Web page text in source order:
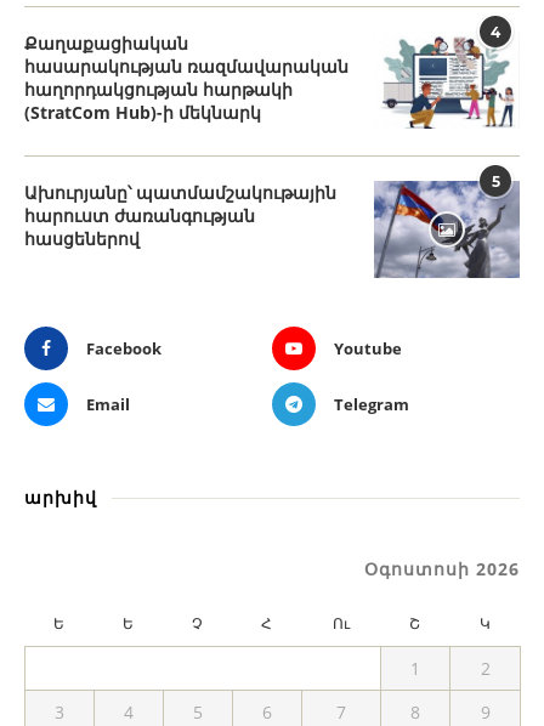
4
Քաղաքացիական
հասարակության ռազմավարական
հաղորդակցության հարթակի
(StratCom Hub)-ի մեկնարկ
5
Ախուրյանը՝ պատմամշակութային
հարուստ ժառանգության
հասցեներով
Facebook Youtube
Email Telegram
արխիվ
Օգոստոսի 2026
Ե Ե Չ Հ Ու Շ Կ
1
2
3
4 5 6 7 8
9